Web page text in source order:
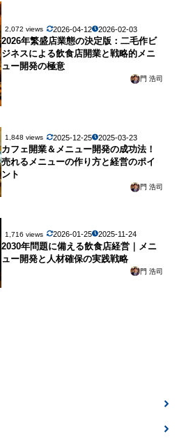
2,072 views 2026-04-12 2026-02-03
2026年繁盛店業態の決定版：二毛作ビ
ジネスによる飲食店開業と戦略的メニ
ュー開発の極意
門 浩司
1,848 views 2025-12-25 2025-03-23
カフェ開業＆メニュー開発の成功法！
売れるメニューの作り方と経営のポイ
ント
門 浩司
1,716 views 2026-01-25 2025-11-24
2030年問題に備える飲食店経営｜メニ
ュー開発と人材確保の実践戦略
門 浩司